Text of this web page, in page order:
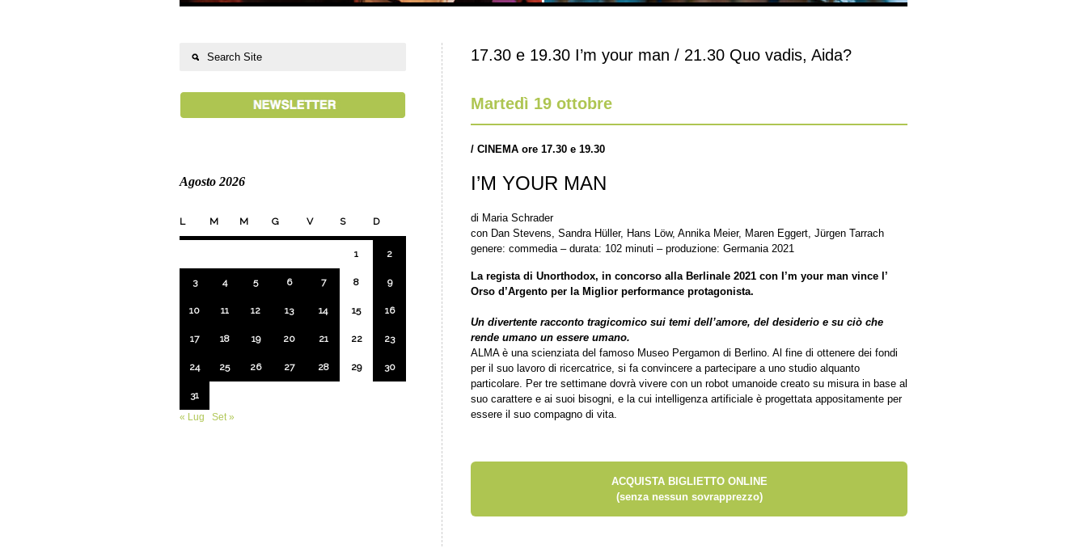
17.30 e 19.30 I’m your man / 21.30 Quo vadis, Aida?
Martedì 19 ottobre
/ CINEMA ore 17.30 e 19.30
I’M YOUR MAN
di Maria Schrader
con Dan Stevens, Sandra Hüller, Hans Löw, Annika Meier, Maren Eggert, Jürgen Tarrach
genere: commedia – durata: 102 minuti – produzione: Germania 2021
La regista di Unorthodox, in concorso alla Berlinale 2021 con I’m your man vince l’
Orso d’Argento per la Miglior performance protagonista.
Un divertente racconto tragicomico sui temi dell’amore, del desiderio e su ciò che
rende umano un essere umano.
ALMA è una scienziata del famoso Museo Pergamon di Berlino. Al fine di ottenere dei fondi
per il suo lavoro di ricercatrice, si fa convincere a partecipare a uno studio alquanto
particolare. Per tre settimane dovrà vivere con un robot umanoide creato su misura in base al
suo carattere e ai suoi bisogni, e la cui intelligenza artificiale è progettata appositamente per
essere il suo compagno di vita.
ACQUISTA BIGLIETTO ONLINE
(senza nessun sovrapprezzo)
Agosto 2026
L M M G V S D
1 2
3 4 5 6 7 8 9
10 11 12 13 14 15 16
17 18 19 20 21 22 23
24 25 26 27 28 29 30
31
« Lug
Set »